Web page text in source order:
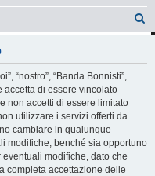
“nostro”, “Banda Bonnisti”,
accetta di essere vincolato
non accetti di essere limitato
utilizzare i servizi offerti da
cambiare in qualunque
modifiche, benché sia opportuno
modifiche, dato che
completa accettazione delle